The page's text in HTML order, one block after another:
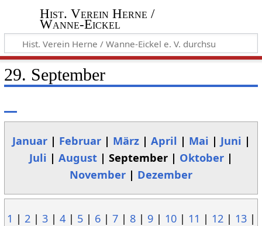
Hist. Verein Herne /
Wanne-Eickel
29. September
Januar| Februar| März| April | Mai | Juni |
Juli | August | September | Oktober |
November | Dezember
1 | 2| 3| 4| 5| 6| 7| 8| 9| 10| 11 | 12| 13|